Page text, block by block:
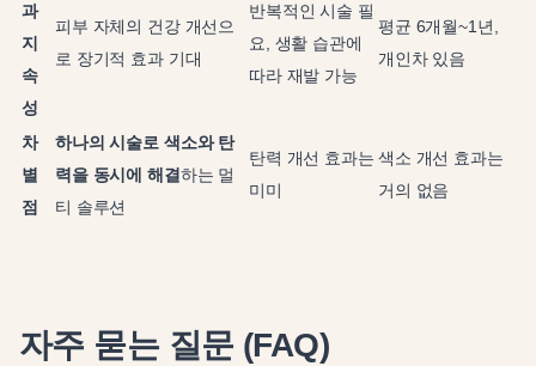
과
지
속
성
피부 자체의 건강 개선으
로 장기적 효과 기대
반복적인 시술 필
요, 생활 습관에
따라 재발 가능
평균 6개월~1년,
개인차 있음
차
별
점
하나의 시술로 색소와 탄
력을 동시에 해결하는 멀
티 솔루션
탄력 개선 효과는
미미
색소 개선 효과는
거의 없음
자주 묻는 질문 (FAQ)